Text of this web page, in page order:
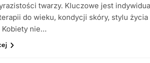
twarzy. Kluczowe jest
do wieku, kondycji skóry, stylu
Kobiety nie…